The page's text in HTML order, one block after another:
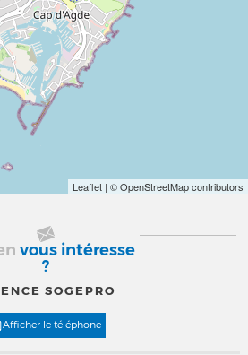
Leaflet | © OpenStreetMap contributors
vous intéresse
?
SOGEPRO
Afficher le téléphone